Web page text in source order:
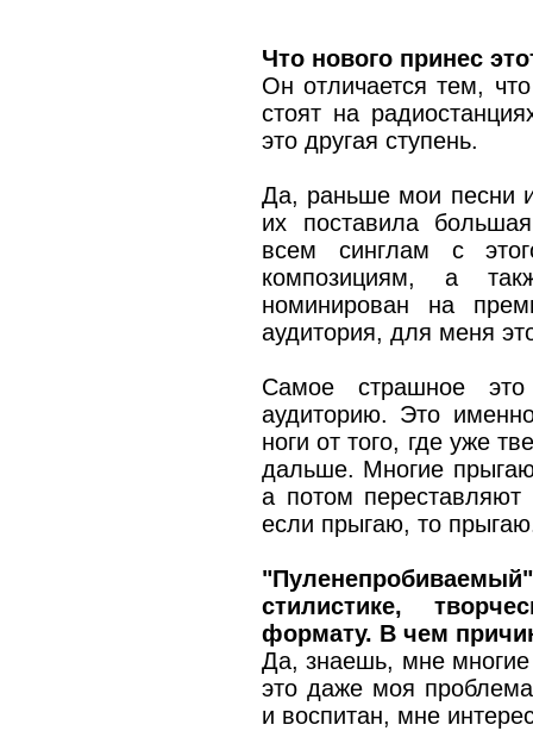
Что нового принес
Он отличается тем,
стоят на
это другая ступень.
Да, раньше мои песни
их поставила
всем синглам с
композициям, а
номинирован на
аудитория, для меня
Самое страшное
аудиторию. Это
ноги от того, где уже
дальше. Многие
а потом
если прыгаю, то
стилистике,
формату. В чем
Да, знаешь, мне многие
это даже моя
и воспитан, мне